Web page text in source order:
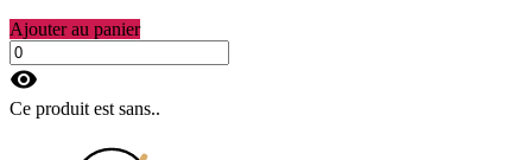
Ajouter au panier
visibility
Ce produit est sans..